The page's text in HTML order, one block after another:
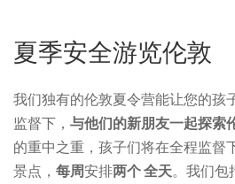
夏季安全游览伦敦
我们独有的伦敦夏令营能让您的孩
监督下， 与他们的新朋友一起探索
的重中之重，孩子们将在全程监督
景点， 每周安排两个全天。我们包